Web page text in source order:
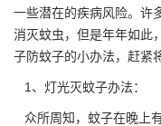
一些潜在的疾病风险。许
消灭蚊虫 ，但是年年如此
子防蚊子的小办法，赶紧
1、灯光灭蚊子办法：
众所周知，蚊子在晚上